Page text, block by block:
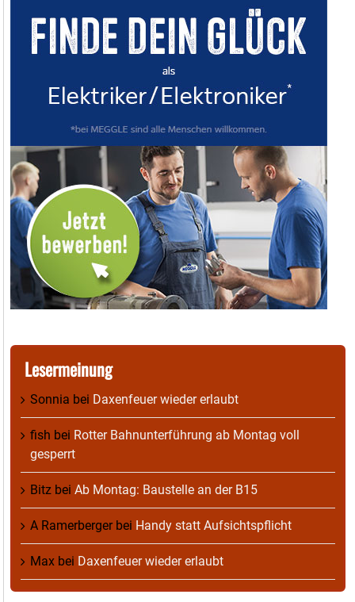
Lesermeinung
Sonnia bei Daxenfeuer wieder erlaubt
fish bei Rotter Bahnunterführung ab Montag voll
gesperrt
Bitz bei Ab Montag: Baustelle an der B15
A Ramerbergerbei Handy statt Aufsichtspflicht
Max bei Daxenfeuer wieder erlaubt